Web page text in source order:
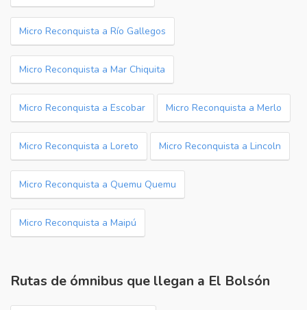
Micro Reconquista a Río Gallegos
Micro Reconquista a Mar Chiquita
Micro Reconquista a Escobar Micro Reconquista a Merlo
Micro Reconquista a Loreto Micro Reconquista a Lincoln
Micro Reconquista a Quemu Quemu
Micro Reconquista a Maipú
Rutas de ómnibus que llegan a El Bolsón